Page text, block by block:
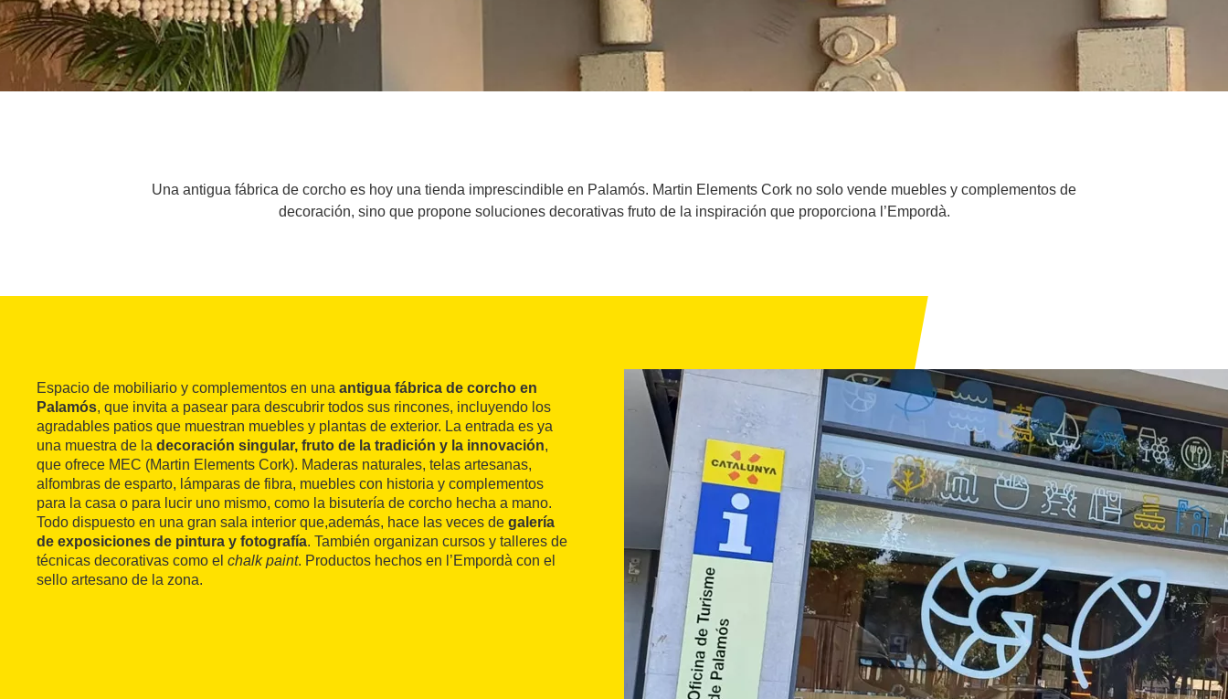
Una antigua fábrica de corcho es hoy una tienda imprescindible en Palamós. Martin Elements Cork no solo vende muebles y complementos de
decoración, sino que propone soluciones decorativas fruto de la inspiración que proporciona l’Empordà.
Espacio de mobiliario y complementos en una antigua fábrica de corcho en
Palamós, que invita a pasear para descubrir todos sus rincones, incluyendo los
agradables patios que muestran muebles y plantas de exterior. La entrada es ya
una muestra de la decoración singular, fruto de la tradición y la innovación,
que ofrece MEC (Martin Elements Cork). Maderas naturales, telas artesanas,
alfombras de esparto, lámparas de fibra, muebles con historia y complementos
para la casa o para lucir uno mismo, como la bisutería de corcho hecha a mano.
Todo dispuesto en una gran sala interior que,además, hace las veces de galería
de exposiciones de pintura y fotografía. También organizan cursos y talleres de
técnicas decorativas como el chalk paint. Productos hechos en l’Empordà con el
sello artesano de la zona.